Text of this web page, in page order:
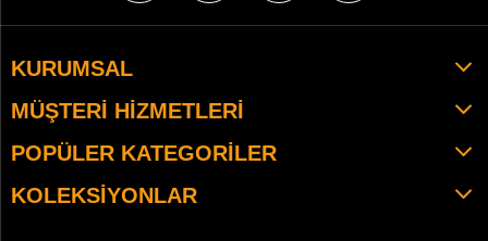
KURUMSAL
MÜŞTERI HIZMETLERI
POPÜLER KATEGORILER
KOLEKSIYONLAR